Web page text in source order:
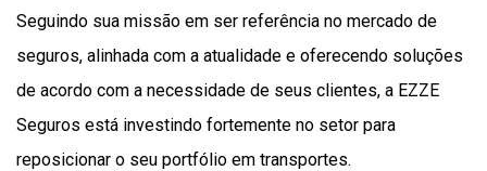
Seguindo sua missão em ser referência no mercado de
seguros, alinhada com a atualidade e oferecendo soluções
de acordo com a necessidade de seus clientes, a EZZE
Seguros está investindo fortemente no setor para
reposicionar o seu portfólio em transportes.